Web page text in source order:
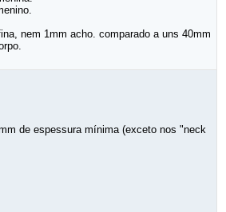
nem 1mm acho. comparado a uns 40mm
de espessura mínima (exceto nos "neck